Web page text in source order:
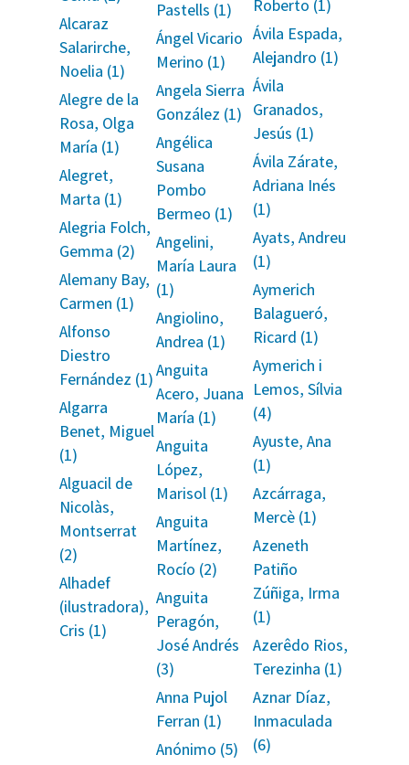
Alcaraz
Salarirche,
Noelia (1)
Alegre de la
Rosa, Olga
María (1)
Alegret,
Marta (1)
Alegria Folch,
Gemma (2)
Alemany Bay,
Carmen (1)
Alfonso
Diestro
Fernández (1)
Algarra
Benet, Miguel
(1)
Alguacil de
Nicolàs,
Montserrat
(2)
Alhadef
(ilustradora),
Cris (1)
Pastells (1)
Ángel Vicario
Merino (1)
Angela Sierra
González (1)
Angélica
Susana
Pombo
Bermeo (1)
Angelini,
María Laura
(1)
Angiolino,
Andrea (1)
Anguita
Acero, Juana
María (1)
Anguita
López,
Marisol (1)
Anguita
Martínez,
Rocío (2)
Anguita
Peragón,
José Andrés
(3)
Anna Pujol
Ferran (1)
Anónimo (5)
Roberto (1)
Ávila Espada,
Alejandro (1)
Ávila
Granados,
Jesús (1)
Ávila Zárate,
Adriana Inés
(1)
Ayats, Andreu
(1)
Aymerich
Balagueró,
Ricard (1)
Aymerich i
Lemos, Sílvia
(4)
Ayuste, Ana
(1)
Azcárraga,
Mercè (1)
Azeneth
Patiño
Zúñiga, Irma
(1)
Azerêdo Rios,
Terezinha (1)
Aznar Díaz,
Inmaculada
(6)